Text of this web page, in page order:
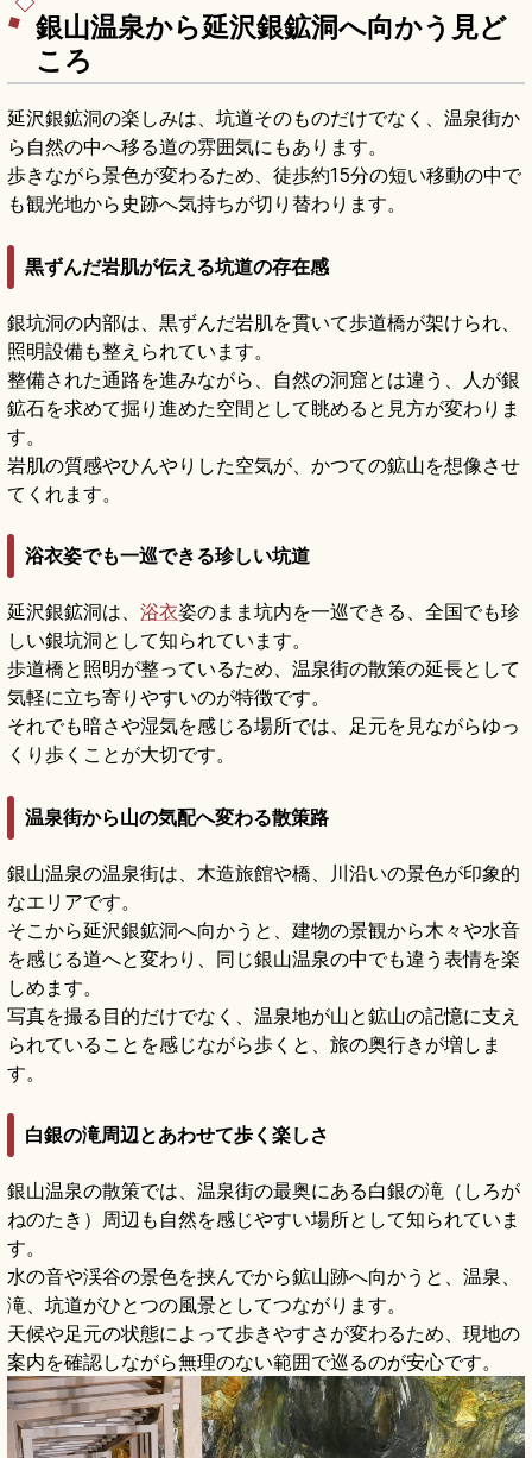
銀山温泉から延沢銀鉱洞へ向かう見ど
ころ
延沢銀鉱洞の楽しみは、坑道そのものだけでなく、温泉街か
ら自然の中へ移る道の雰囲気にもあります。
歩きながら景色が変わるため、徒歩約15分の短い移動の中で
も観光地から史跡へ気持ちが切り替わります。
黒ずんだ岩肌が伝える坑道の存在感
銀坑洞の内部は、黒ずんだ岩肌を貫いて歩道橋が架けられ、
照明設備も整えられています。
整備された通路を進みながら、自然の洞窟とは違う、人が銀
鉱石を求めて掘り進めた空間として眺めると見方が変わりま
す。
岩肌の質感やひんやりした空気が、かつての鉱山を想像させ
てくれます。
浴衣姿でも一巡できる珍しい坑道
延沢銀鉱洞は、 浴衣姿のまま坑内を一巡できる、全国でも珍
しい銀坑洞として知られています。
歩道橋と照明が整っているため、温泉街の散策の延長として
気軽に立ち寄りやすいのが特徴です。
それでも暗さや湿気を感じる場所では、足元を見ながらゆっ
くり歩くことが大切です。
温泉街から山の気配へ変わる散策路
銀山温泉の温泉街は、木造旅館や橋、川沿いの景色が印象的
なエリアです。
そこから延沢銀鉱洞へ向かうと、建物の景観から木々や水音
を感じる道へと変わり、同じ銀山温泉の中でも違う表情を楽
しめます。
写真を撮る目的だけでなく、温泉地が山と鉱山の記憶に支え
られていることを感じながら歩くと、旅の奥行きが増しま
す。
白銀の滝周辺とあわせて歩く楽しさ
銀山温泉の散策では、温泉街の最奥にある白銀の滝（しろが
ねのたき）周辺も自然を感じやすい場所として知られていま
す。
水の音や渓谷の景色を挟んでから鉱山跡へ向かうと、温泉、
滝、坑道がひとつの風景としてつながります。
天候や足元の状態によって歩きやすさが変わるため、現地の
案内を確認しながら無理のない範囲で巡るのが安心です。